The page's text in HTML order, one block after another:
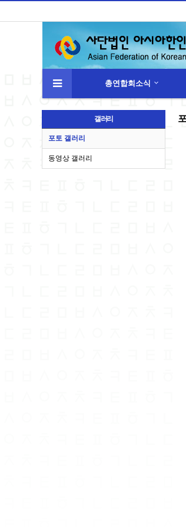
총연합회소식
갤러리
포토 갤러리
동영상 갤러리